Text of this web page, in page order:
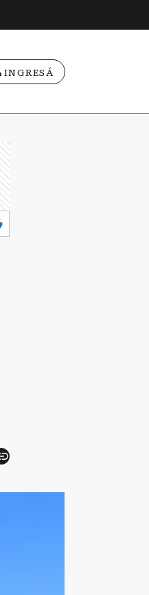
INGRESÁ